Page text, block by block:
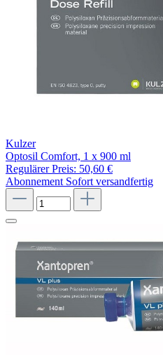
Kulzer
Optosil Comfort, 1 x 900 ml
Regulärer Preis: 50,60 €
Abonnement Sofort versandfertig